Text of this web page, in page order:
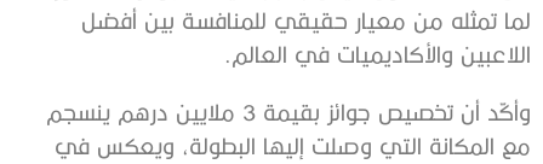
لما تمثله من معيار حقيقي للمنافسة بين أفضل
اللاعبين والأكاديميات في العالم.
وأكّد أن تخصيص جوائز بقيمة 3 ملايين درهم ينسجم
مع المكانة التي وصلت إليها البطولة، ويعكس في